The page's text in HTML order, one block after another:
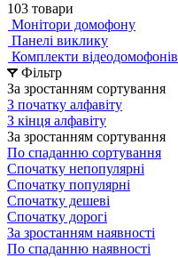
103 товари
Монітори домофону
Панелі виклику
Комплекти відеодомофонів
Фільтр
За зростанням сортування
З початку алфавіту
З кінця алфавіту
За зростанням сортування
По спаданню сортування
Спочатку непопулярні
Спочатку популярні
Спочатку дешеві
Спочатку дорогі
За зростанням наявності
По спаданню наявності